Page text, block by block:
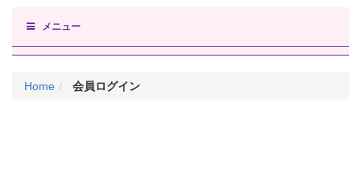
メニュー
Home 会員ログイン